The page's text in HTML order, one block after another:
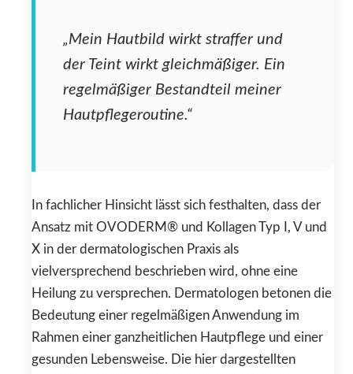
„Mein Hautbild wirkt straffer und
der Teint wirkt gleichmäßiger. Ein
regelmäßiger Bestandteil meiner
Hautpflegeroutine.“
In fachlicher Hinsicht lässt sich festhalten, dass der
Ansatz mit OVODERM® und Kollagen Typ I, V und
X in der dermatologischen Praxis als
vielversprechend beschrieben wird, ohne eine
Heilung zu versprechen. Dermatologen betonen die
Bedeutung einer regelmäßigen Anwendung im
Rahmen einer ganzheitlichen Hautpflege und einer
gesunden Lebensweise. Die hier dargestellten